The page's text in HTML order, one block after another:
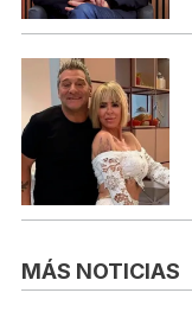
MÁS NOTICIAS